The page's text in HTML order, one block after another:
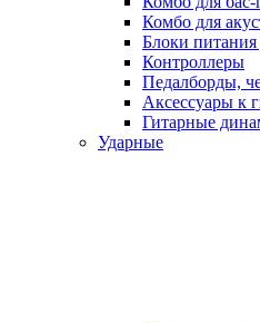
Комбо для
Блоки питания
Контроллеры
Педалборды,
Аксеcсуары к
Гитарные
Ударные